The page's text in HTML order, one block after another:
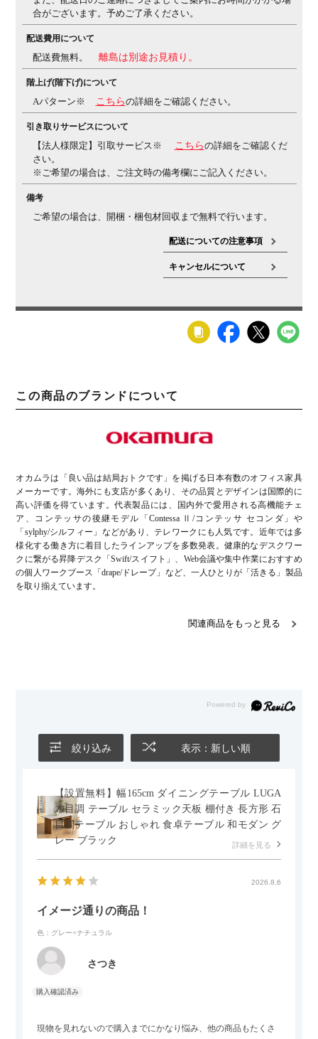
備考 ・異硬度クッション座面前方は太ももを圧迫しないよ
うに柔らかく、後方は臀部を支えるために硬めのクッシ
ョンを採用。・グリーン購入法適合商品
合がございます。予めご了承ください。
配送費用について
配送費無料。 離島は別途お見積り。
階上げ(階下げ)について
Aパターン※ こちらの詳細をご確認ください。
引き取りサービスについて
【法人様限定】引取サービス※ こちらの詳細をご確認くだ
さい。
※ご希望の場合は、ご注文時の備考欄にご記入ください。
備考
ご希望の場合は、開梱・梱包材回収まで無料で行います。
配送についての注意事項
キャンセルについて
この商品のブランドについて
オカムラは「良い品は結局おトクです」を掲げる日本有数のオフィス家具
メーカーです。海外にも支店が多くあり、その品質とデザインは国際的に
高い評価を得ています。代表製品には、国内外で愛用される高機能チェ
ア、コンテッサの後継モデル「Contessa Ⅱ/コンテッサ セコンダ」や
「sylphy/シルフィー」などがあり、テレワークにも人気です。近年では多
様化する働き方に着目したラインアップを多数発表。健康的なデスクワー
クに繋がる昇降デスク「Swift/スイフト」、Web会議や集中作業におすすめ
の個人ワークブース「drape/ドレープ」など、一人ひとりが「活きる」製品
を取り揃えています。
関連商品をもっと見る
絞り込み 表示：新しい順
【設置無料】幅165cm ダイニングテーブル LUGA
木目調 テーブル セラミック天板 棚付き 長方形 石
目調テーブル おしゃれ 食卓テーブル 和モダン グ
レー ブラック
詳細を見る
2026.8.6
イメージ通りの商品！
色：グレー×ナチュラル
さつき
現物を見れないので購入までにかなり悩み、他の商品もたくさ